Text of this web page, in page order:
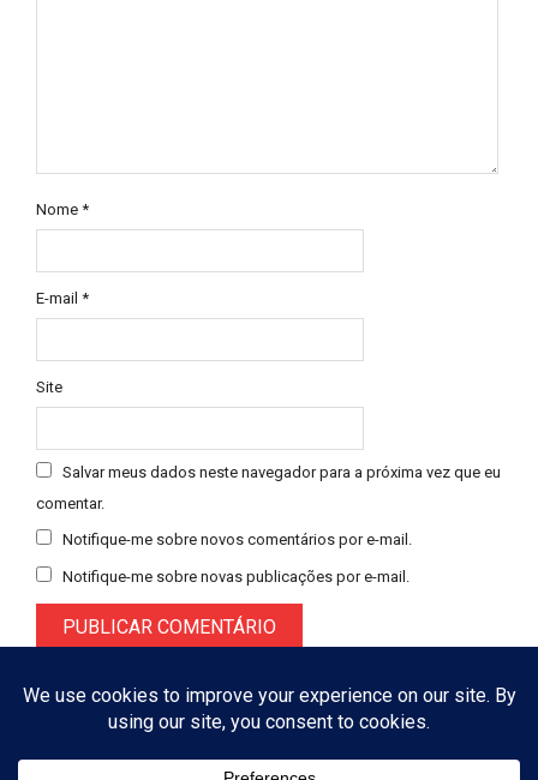
Nome *
E-mail *
Site
Salvar meus dados neste navegador para a próxima vez que eu
comentar.
Notifique-me sobre novos comentários por e-mail.
Notifique-me sobre novas publicações por e-mail.